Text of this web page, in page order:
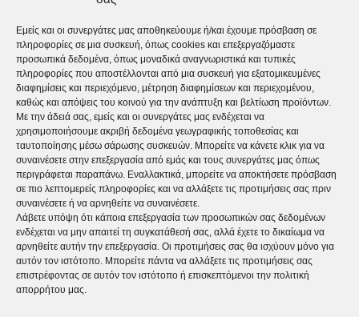
Εμείς και οι συνεργάτες μας αποθηκεύουμε ή/και έχουμε πρόσβαση σε
πληροφορίες σε μια συσκευή, όπως cookies και επεξεργαζόμαστε
προσωπικά δεδομένα, όπως μοναδικά αναγνωριστικά και τυπικές
πληροφορίες που αποστέλλονται από μια συσκευή για εξατομικευμένες
διαφημίσεις και περιεχόμενο, μέτρηση διαφημίσεων και περιεχομένου,
καθώς και απόψεις του κοινού για την ανάπτυξη και βελτίωση προϊόντων.
Με την άδειά σας, εμείς και οι συνεργάτες μας ενδέχεται να
χρησιμοποιήσουμε ακριβή δεδομένα γεωγραφικής τοποθεσίας και
ταυτοποίησης μέσω σάρωσης συσκευών. Μπορείτε να κάνετε κλικ για να
συναινέσετε στην επεξεργασία από εμάς και τους συνεργάτες μας όπως
περιγράφεται παραπάνω. Εναλλακτικά, μπορείτε να αποκτήσετε πρόσβαση
σε πιο λεπτομερείς πληροφορίες και να αλλάξετε τις προτιμήσεις σας πριν
συναινέσετε ή να αρνηθείτε να συναινέσετε.
Λάβετε υπόψη ότι κάποια επεξεργασία των προσωπικών σας δεδομένων
ενδέχεται να μην απαιτεί τη συγκατάθεσή σας, αλλά έχετε το δικαίωμα να
αρνηθείτε αυτήν την επεξεργασία. Οι προτιμήσεις σας θα ισχύουν μόνο για
αυτόν τον ιστότοπο. Μπορείτε πάντα να αλλάξετε τις προτιμήσεις σας
επιστρέφοντας σε αυτόν τον ιστότοπο ή επισκεπτόμενοι την πολιτική
απορρήτου μας.
Ekpomph
Ekpomph
Δύναμη Ζωής 19/01/2026
Παιδί
Γονείς: Το να πάρετε τη συσκευή από
το παιδί γυρίζει μπούμερανγκ – Νέες
οδηγίες για παιδιά και οθόνες ΠΑΙΔΙ
Tο 2021 συμπληρώνονται 40 χρόνια από την ένταξη
της Ελλάδας στην Ευρωπαϊκή Ένωση. Με αφορμή